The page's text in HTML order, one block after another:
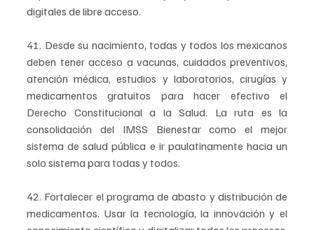
digitales de libre acceso.
41. Desde su nacimiento, todas y todos los mexicanos
deben tener acceso a vacunas, cuidados preventivos,
atención médica, estudios y laboratorios, cirugías y
medicamentos gratuitos para hacer efectivo el
Derecho Constitucional a la Salud. La ruta es la
consolidación del IMSS Bienestar como el mejor
sistema de salud pública e ir paulatinamente hacia un
solo sistema para todas y todos.
42. Fortalecer el programa de abasto y distribución de
medicamentos. Usar la tecnología, la innovación y el